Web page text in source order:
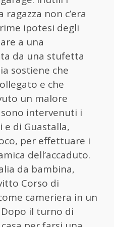
ragazza non c’era
ipotesi degli
a una
da una stufetta
sostiene che
e che
un malore
intervenuti i
di Guastalla,
per effettuare i
dell’accaduto.
da bambina,
Corso di
cameriera in un
il turno di